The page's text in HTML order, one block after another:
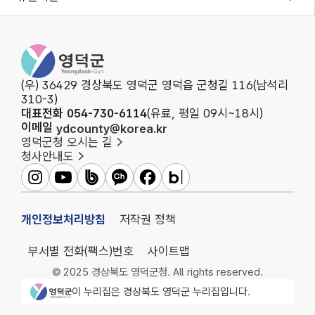
영덕군청
(우) 36429 경상북도 영덕군 영덕읍 군청길 116(남석리
310-3)
대표전화 054-730-6114(유료, 평일 09시~18시)
이메일 ydcounty@korea.kr
영덕군청 오시는 길
청사안내도
영덕군인스타그램
영덕군유튜브영덕군밴드영덕군카카오채널
영덕군페이스북
영덕군블로그
개인정보처리방침 저작권 정책
부서별 전화(팩스)번호 사이트맵
© 2025 경상북도 영덕군청. All rights reserved.
영덕군청 로고이 누리집은 경상북도 영덕군 누리집입니다.